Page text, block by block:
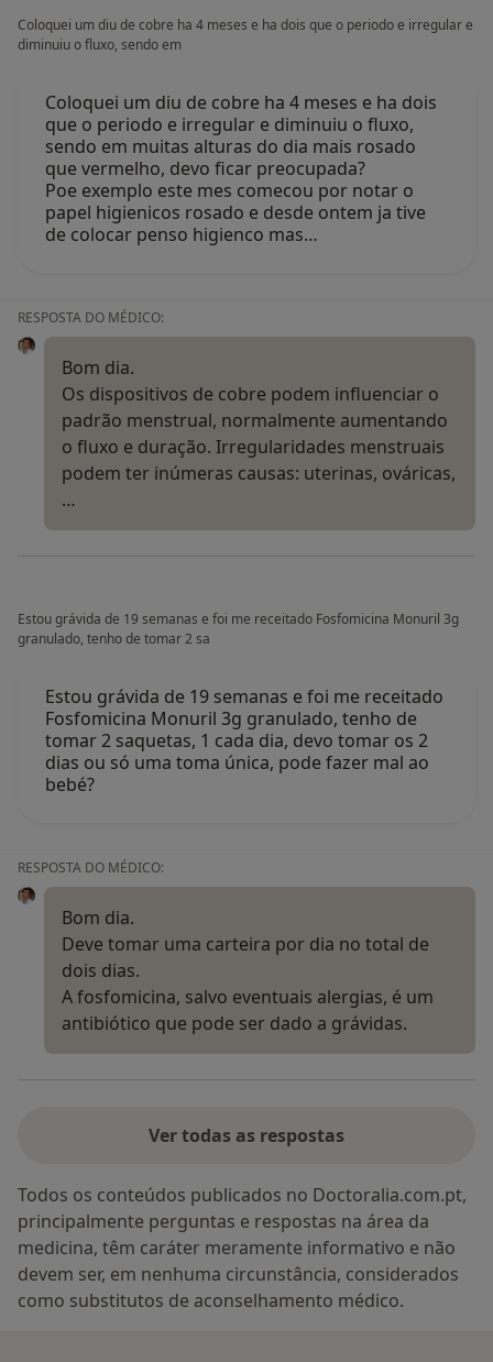
Coloquei um diu de cobre ha 4 meses e ha dois que o periodo e irregular e
diminuiu o fluxo, sendo em
Coloquei um diu de cobre ha 4 meses e ha dois
que o periodo e irregular e diminuiu o fluxo,
sendo em muitas alturas do dia mais rosado
que vermelho, devo ficar preocupada?
Poe exemplo este mes comecou por notar o
papel higienicos rosado e desde ontem ja tive
de colocar penso higienco mas…
RESPOSTA DO MÉDICO:
Bom dia.
Os dispositivos de cobre podem influenciar o
padrão menstrual, normalmente aumentando
o fluxo e duração. Irregularidades menstruais
podem ter inúmeras causas: uterinas, ováricas,
…
Estou grávida de 19 semanas e foi me receitado Fosfomicina Monuril 3g
granulado, tenho de tomar 2 sa
Estou grávida de 19 semanas e foi me receitado
Fosfomicina Monuril 3g granulado, tenho de
tomar 2 saquetas, 1 cada dia, devo tomar os 2
dias ou só uma toma única, pode fazer mal ao
bebé?
RESPOSTA DO MÉDICO:
Bom dia.
Deve tomar uma carteira por dia no total de
dois dias.
A fosfomicina, salvo eventuais alergias, é um
antibiótico que pode ser dado a grávidas.
Ver todas as respostas
Todos os conteúdos publicados no Doctoralia.com.pt,
principalmente perguntas e respostas na área da
medicina, têm caráter meramente informativo e não
devem ser, em nenhuma circunstância, considerados
como substitutos de aconselhamento médico.